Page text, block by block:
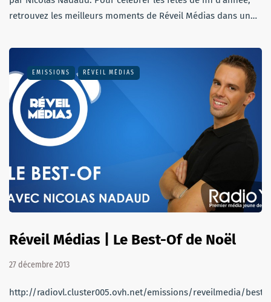
retrouvez les meilleurs moments de Réveil Médias dans un…
EMISSIONS RÉVEIL MÉDIAS
Réveil Médias | Le Best-Of de Noël
27 décembre 2013
http://radiovl.cluster005.ovh.net/emissions/reveilmedia/